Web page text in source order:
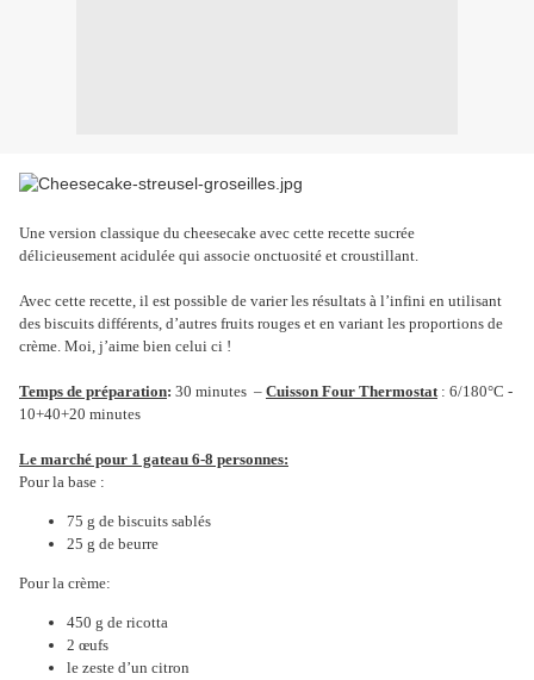
Une version classique du cheesecake avec cette recette sucrée
délicieusement acidulée qui associe onctuosité et croustillant.
Avec cette recette, il est possible de varier les résultats à l’infini en utilisant
des biscuits différents, d’autres fruits rouges et en variant les proportions de
crème. Moi, j’aime bien celui ci !
Temps de préparation: 30 minutes – Cuisson Four Thermostat: 6/180°C -
10+40+20 minutes
Le marché pour 1 gateau 6-8 personnes:
Pour la base :
75 g de biscuits sablés
25 g de beurre
Pour la crème:
450 g de ricotta
2 œufs
le zeste d’un citron